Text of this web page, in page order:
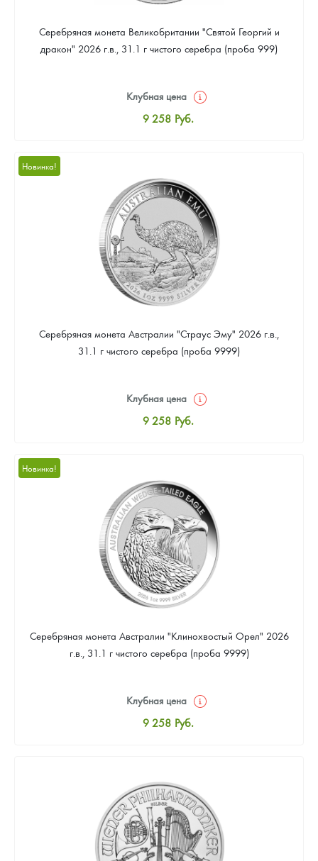
Серебряная монета Великобритании "Святой Георгий и
дракон" 2026 г.в., 31.1 г чистого серебра (проба 999)
Клубная цена
9 258 Руб.
Цена выкупа
Звоните
Новинка!
Серебряная монета Австралии "Страус Эму" 2026 г.в.,
31.1 г чистого серебра (проба 9999)
Клубная цена
9 258 Руб.
Цена выкупа
Звоните
Новинка!
Серебряная монета Австралии "Клинохвостый Орел" 2026
г.в., 31.1 г чистого серебра (проба 9999)
Клубная цена
9 258 Руб.
Цена выкупа
Звоните